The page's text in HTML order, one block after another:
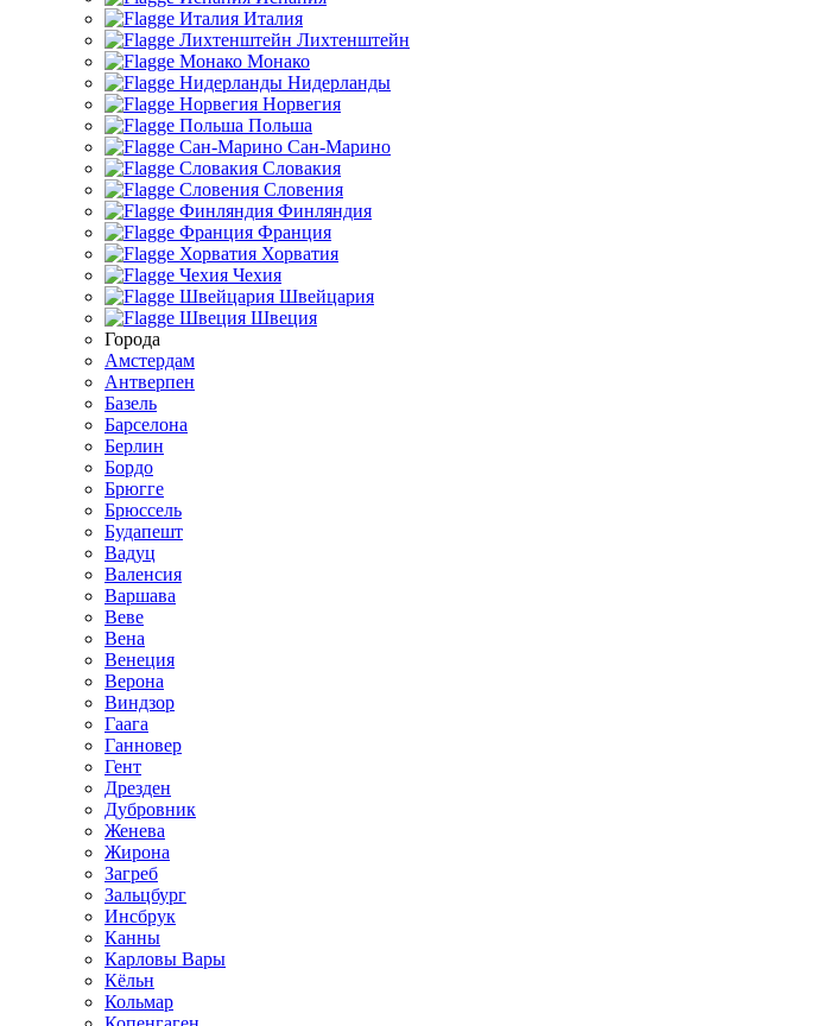
Италия
Лихтенштейн
Монако
Нидерланды
Норвегия
Польша
Сан-Марино
Словакия
Словения
Финляндия
Франция
Хорватия
Чехия
Швейцария
Швеция
Города
Амстердам
Антверпен
Базель
Барселона
Берлин
Бордо
Брюгге
Брюссель
Будапешт
Вадуц
Валенсия
Варшава
Веве
Вена
Венеция
Верона
Виндзор
Гаага
Ганновер
Гент
Дрезден
Дубровник
Женева
Жирона
Загреб
Зальцбург
Инсбрук
Канны
Карловы Вары
Кёльн
Кольмар